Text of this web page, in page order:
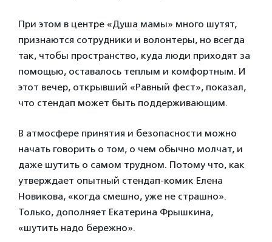
При этом в центре «Душа мамы» много шутят,
признаются сотрудники и волонтеры, но всегда
так, чтобы пространство, куда люди приходят за
помощью, оставалось теплым и комфортным. И
этот вечер, открывший «Равный фест», показал,
что стендап может быть поддерживающим.
В атмосфере принятия и безопасности можно
начать говорить о том, о чем обычно молчат, и
даже шутить о самом трудном. Потому что, как
утверждает опытный стендап-комик Елена
Новикова, «когда смешно, уже не страшно».
Только, дополняет Екатерина Фрышкина,
«шутить надо бережно».